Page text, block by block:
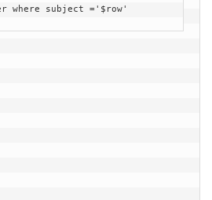
where subject ='$row'